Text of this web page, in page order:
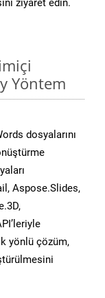
ziyaret edin.
Yöntem
dosyalarını
Aspose.Slides,
yönlü çözüm,